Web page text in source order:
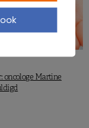
oncologe Martine